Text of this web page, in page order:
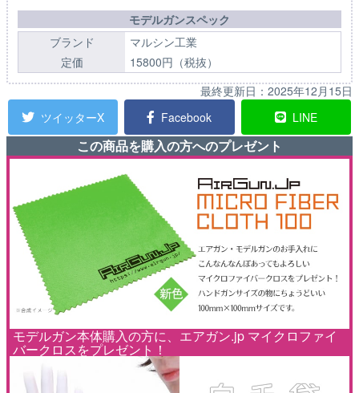
モデルガンスペック
ブランド
マルシン工業
定価
15800円（税抜）
最終更新日： 2025年12月15日
ツイッターX
Facebook LINE
この商品を購入の方へのプレゼント
モデルガン本体購入の方に、エアガン.jp マイクロファイ
バークロスをプレゼント！